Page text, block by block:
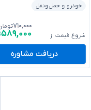
خودرو و حمل‌ونقل
شروع قیمت از
۷۱۰,۰۰۰
۵۸۹,۰۰۰
دریافت مشاوره